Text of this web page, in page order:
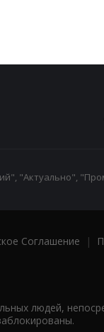
"Актуально",
Соглашение |
людей,